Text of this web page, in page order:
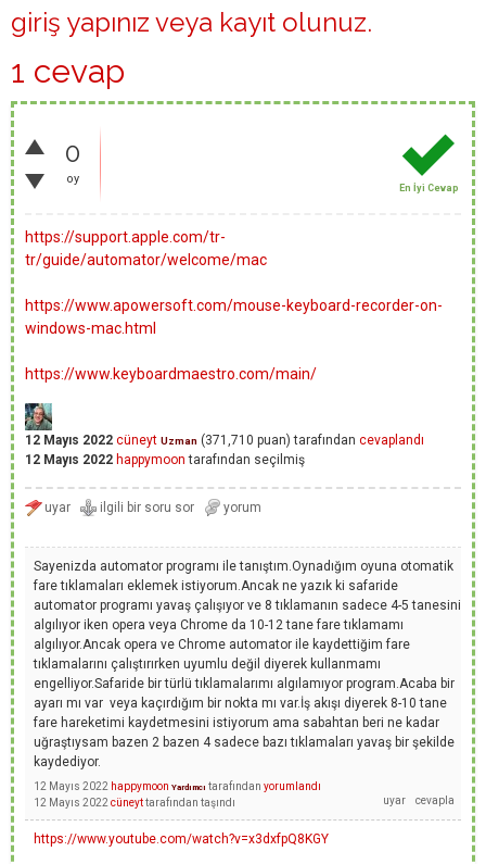
giriş yapınız veya kayıt olunuz.
1 cevap
0
oy
En İyi Cevap
https://support.apple.com/tr-
tr/guide/automator/welcome/mac
https://www.apowersoft.com/mouse-keyboard-recorder-on-
windows-mac.html
https://www.keyboardmaestro.com/main/
12 Mayıs 2022 cüneyt Uzman (371,710 puan) tarafından cevaplandı
12 Mayıs 2022 happymoon tarafından seçilmiş
Sayenizda automator programı ile tanıştım.Oynadığım oyuna otomatik
fare tıklamaları eklemek istiyorum.Ancak ne yazık ki safaride
automator programı yavaş çalışıyor ve 8 tıklamanın sadece 4-5 tanesini
algılıyor iken opera veya Chrome da 10-12 tane fare tıklamamı
algılıyor.Ancak opera ve Chrome automator ile kaydettiğim fare
tıklamalarını çalıştırırken uyumlu değil diyerek kullanmamı
engelliyor.Safaride bir türlü tıklamalarımı algılamıyor program.Acaba bir
ayarı mı var veya kaçırdığım bir nokta mı var.İş akışı diyerek 8-10 tane
fare hareketimi kaydetmesini istiyorum ama sabahtan beri ne kadar
uğraştıysam bazen 2 bazen 4 sadece bazı tıklamaları yavaş bir şekilde
kaydediyor.
12 Mayıs 2022 happymoon Yardımcı tarafından yorumlandı
12 Mayıs 2022 cüneyttarafından taşındı
https://www.youtube.com/watch?v=x3dxfpQ8KGY